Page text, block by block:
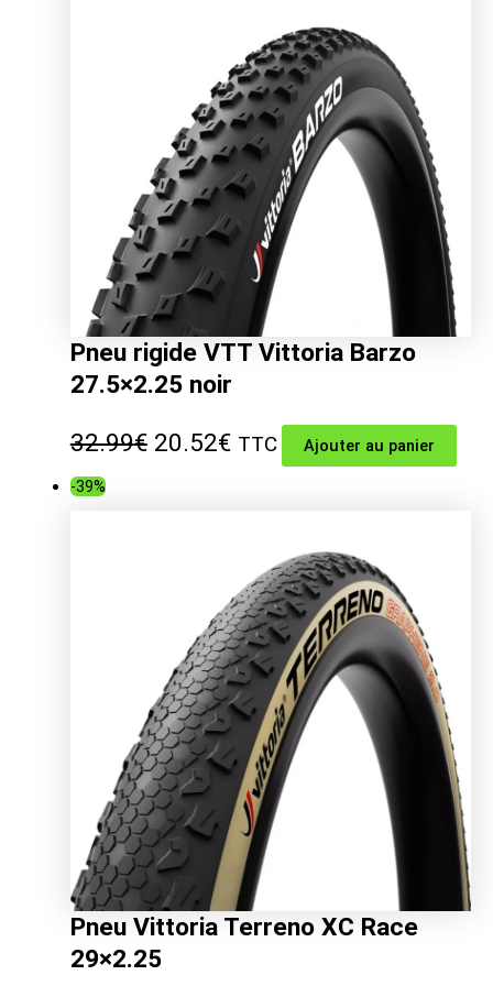
16.81€.
Pneu rigide VTT Vittoria Barzo
27.5×2.25 noir
32.99€ Le
32.99€.
20.52€Le
est :
20.52€.
TTC Ajouter au panier
-39%
Pneu Vittoria Terreno XC Race
29×2.25